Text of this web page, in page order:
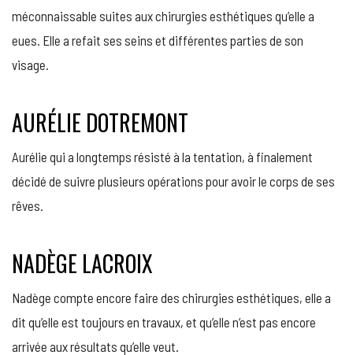
méconnaissable suites aux chirurgies esthétiques qu’elle a
eues. Elle a refait ses seins et différentes parties de son
visage.
AURÉLIE DOTREMONT
Aurélie qui a longtemps résisté à la tentation, à finalement
décidé de suivre plusieurs opérations pour avoir le corps de ses
rêves.
NADÈGE LACROIX
Nadège compte encore faire des chirurgies esthétiques, elle a
dit qu’elle est toujours en travaux, et qu’elle n’est pas encore
arrivée aux résultats qu’elle veut.